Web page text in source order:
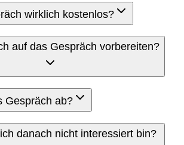
wirklich kostenlos?
auf das Gespräch vorbereiten?
Gespräch ab?
danach nicht interessiert bin?